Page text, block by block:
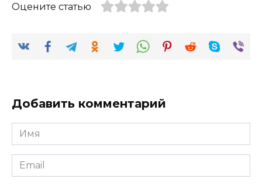
Оцените статью
Добавить комментарий
Имя
*
Email
*